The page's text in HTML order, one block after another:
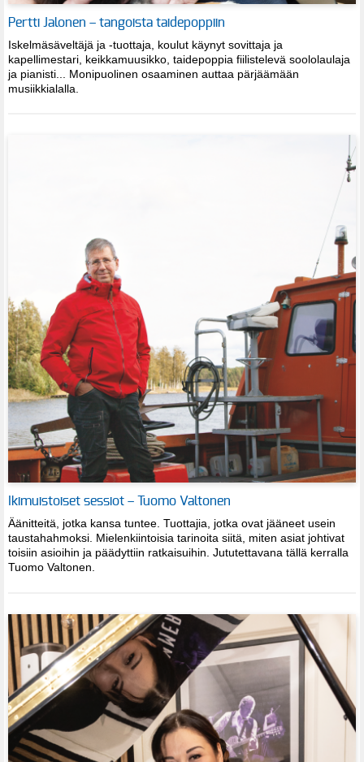
Pertti Jalonen – tangoista taidepoppiin
Iskelmäsäveltäjä ja -tuottaja, koulut käynyt sovittaja ja
kapellimestari, keikkamuusikko, taidepoppia fiilistelevä soololaulaja
ja pianisti... Monipuolinen osaaminen auttaa pärjäämään
musiikkialalla.
Ikimuistoiset sessiot – Tuomo Valtonen
Äänitteitä, jotka kansa tuntee. Tuottajia, jotka ovat jääneet usein
taustahahmoksi. Mielenkiintoisia tarinoita siitä, miten asiat johtivat
toisiin asioihin ja päädyttiin ratkaisuihin. Jututettavana tällä kerralla
Tuomo Valtonen.